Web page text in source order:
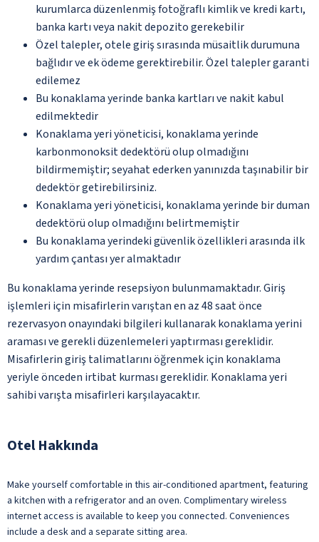
kurumlarca düzenlenmiş fotoğraflı kimlik ve kredi kartı,
banka kartı veya nakit depozito gerekebilir
Özel talepler, otele giriş sırasında müsaitlik durumuna
bağlıdır ve ek ödeme gerektirebilir. Özel talepler garanti
edilemez
Bu konaklama yerinde banka kartları ve nakit kabul
edilmektedir
Konaklama yeri yöneticisi, konaklama yerinde
karbonmonoksit dedektörü olup olmadığını
bildirmemiştir; seyahat ederken yanınızda taşınabilir bir
dedektör getirebilirsiniz.
Konaklama yeri yöneticisi, konaklama yerinde bir duman
dedektörü olup olmadığını belirtmemiştir
Bu konaklama yerindeki güvenlik özellikleri arasında ilk
yardım çantası yer almaktadır
Bu konaklama yerinde resepsiyon bulunmamaktadır. Giriş
işlemleri için misafirlerin varıştan en az 48 saat önce
rezervasyon onayındaki bilgileri kullanarak konaklama yerini
araması ve gerekli düzenlemeleri yaptırması gereklidir.
Misafirlerin giriş talimatlarını öğrenmek için konaklama
yeriyle önceden irtibat kurması gereklidir. Konaklama yeri
sahibi varışta misafirleri karşılayacaktır.
Otel Hakkında
Make yourself comfortable in this air-conditioned apartment, featuring
a kitchen with a refrigerator and an oven. Complimentary wireless
internet access is available to keep you connected. Conveniences
include a desk and a separate sitting area.